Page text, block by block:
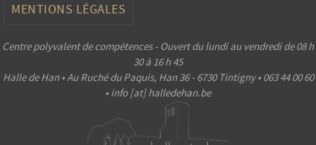
MENTIONS LÉGALES
Centre polyvalent de compétences - Ouvert du lundi au vendredi de 08 h
30 à 16 h 45
Halle de Han • Au Ruché du Paquis, Han 36 - 6730 Tintigny • 063 44 00 60
• info [at] halledehan.be